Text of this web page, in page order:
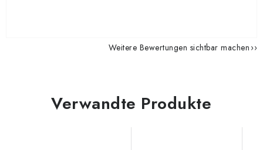
Weitere Bewertungen sichtbar machen
Verwandte Produkte